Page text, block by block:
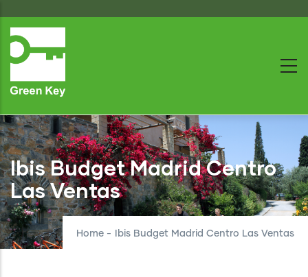
to
main
Ibis Budget Madrid Centro
Las Ventas
Home - Ibis Budget Madrid Centro Las Ventas